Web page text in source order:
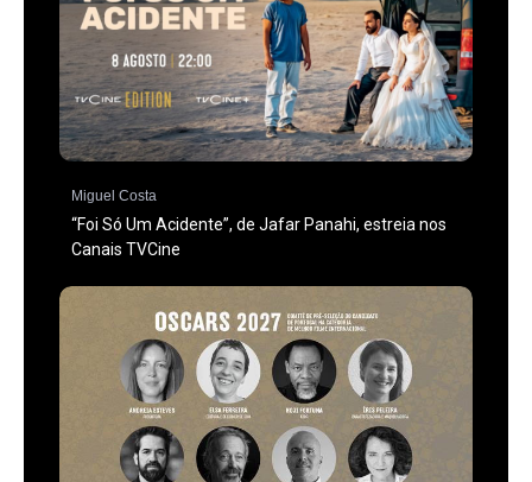
Miguel Costa
“Foi Só Um Acidente”, de Jafar Panahi, estreia nos
Canais TVCine